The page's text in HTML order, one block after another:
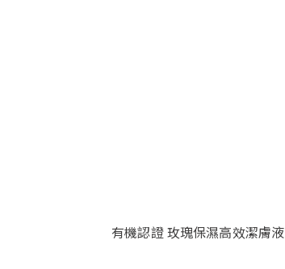
有機認證 玫瑰保濕高效潔膚液